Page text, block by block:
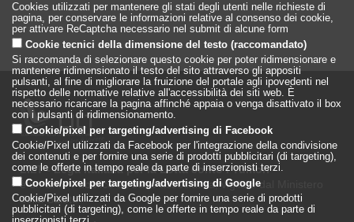
LILT - Lega Italiana per la Lotta conto i Tumori
è un Ente Pubblico su base associativa, vigilato dal Ministero
della Salute
Cookies utilizzati per mantenere gli stati degli utenti nelle richieste di
pagina, per conservare le informazioni relative al consenso dei cookie,
per attivare ReCaptcha necessario nel submit di alcune form
Cookie tecnici della dimensione del testo (raccomandato)
Si raccomanda di selezionare questo cookie per poter ridimensionare e
mantenere ridimensionato il testo del sito attraverso gli appositi
pulsanti, al fine di migliorare la fruizione del portale agli ipovedenti nel
rispetto delle normative relative all'accessibilità dei siti web. È
necessario ricaricare la pagina affinché appaia o venga disattivato il box
con i pulsanti di ridimensionamento.
Cookie/pixel per targeting/advertising di Facebook
Cookie/Pixel utilizzati da Facebook per l'integrazione della condivisione
dei contenuti e per fornire una serie di prodotti pubblicitari (di targeting),
come le offerte in tempo reale da parte di inserzionisti terzi.
Cookie/pixel per targeting/advertising di Google
Cookie/Pixel utilizzati da Google per fornire una serie di prodotti
pubblicitari (di targeting), come le offerte in tempo reale da parte di